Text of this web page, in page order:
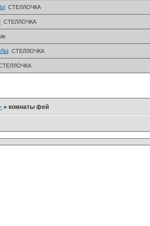
СТЕЛЛОЧКА
СТЕЛЛОЧКА
СТЕЛЛОЧКА
»комнаты фей